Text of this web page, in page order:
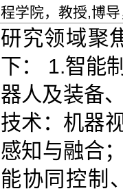
程学院，教授,博导
研究领域聚
下： 1.智能
器人及装备
技术：机器
感知与融合
能协同控制